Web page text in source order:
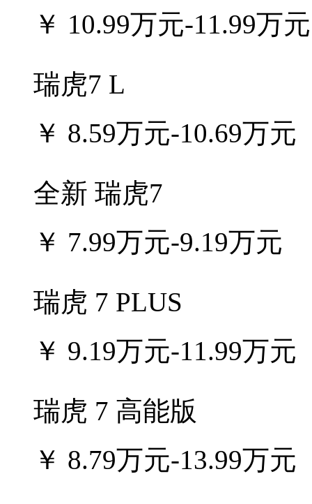
￥ 10.99万元-11.99万元
瑞虎7 L
￥ 8.59万元-10.69万元
全新 瑞虎7
￥ 7.99万元-9.19万元
瑞虎 7 PLUS
￥ 9.19万元-11.99万元
瑞虎 7 高能版
￥ 8.79万元-13.99万元